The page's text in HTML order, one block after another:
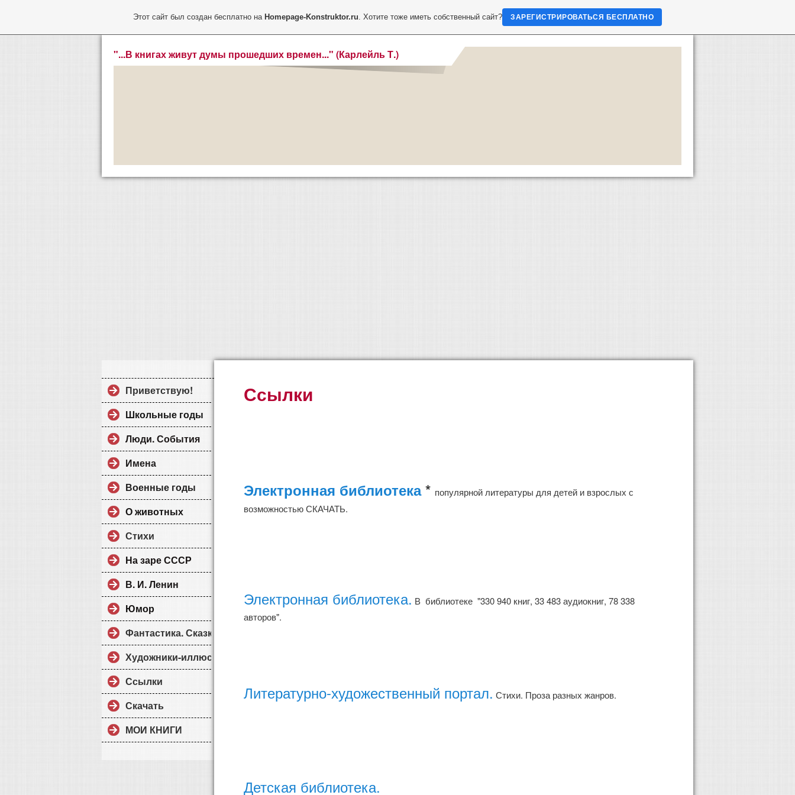
"...В книгах живут думы прошедших времен..." (Карлейль Т.)
Приветствую!
Школьные годы
Люди. События
Имена
Военные годы
О животных
Стихи
На заре СССР
В. И. Ленин
Юмор
Фантастика. Сказки
Художники-иллюстраторы
Ссылки
Скачать
МОИ КНИГИ
Ссылки
Электронная библиотека* популярной литературы для детей и взрослых с
возможностью СКАЧАТЬ.
Электронная библиотека. В библиотеке "330 940 книг, 33 483 аудиокниг, 78 338
авторов".
Литературно-художественный портал. Стихи. Проза разных жанров.
Детская библиотека.
Этот сайт был создан бесплатно на Homepage-Konstruktor.ru. Хотите тоже иметь собственный сайт? ЗАРЕГИСТРИРОВАТЬСЯ БЕСПЛАТНО